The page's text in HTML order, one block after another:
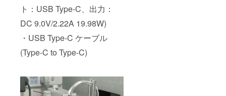
ト：USB Type-C、出力：
DC 9.0V/2.22A 19.98W)
・USB Type-C ケーブル
(Type-C to Type-C)